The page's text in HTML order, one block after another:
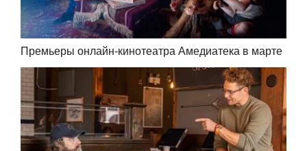
Премьеры онлайн-кинотеатра Амедиатека в марте